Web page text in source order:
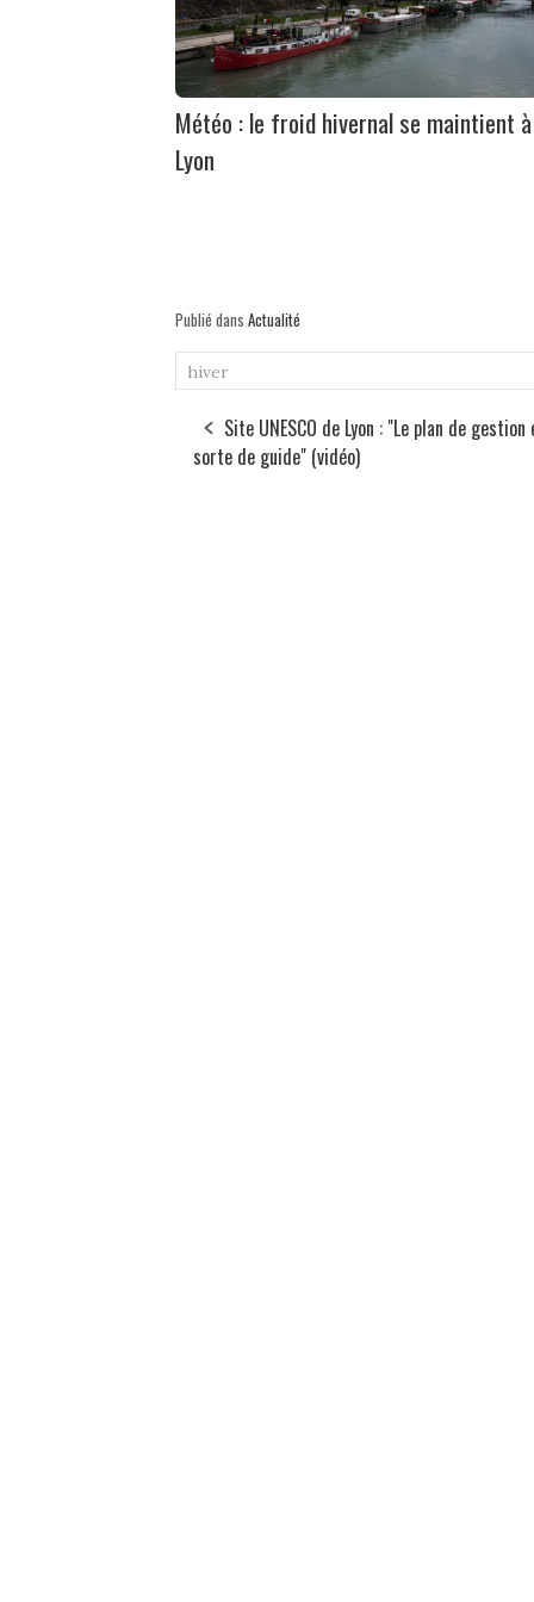
Météo : le froid hivernal se maintient à
Lyon
Publié dans Actualité
hiver
Site UNESCO de Lyon : "Le plan de
sorte de guide" (vidéo)